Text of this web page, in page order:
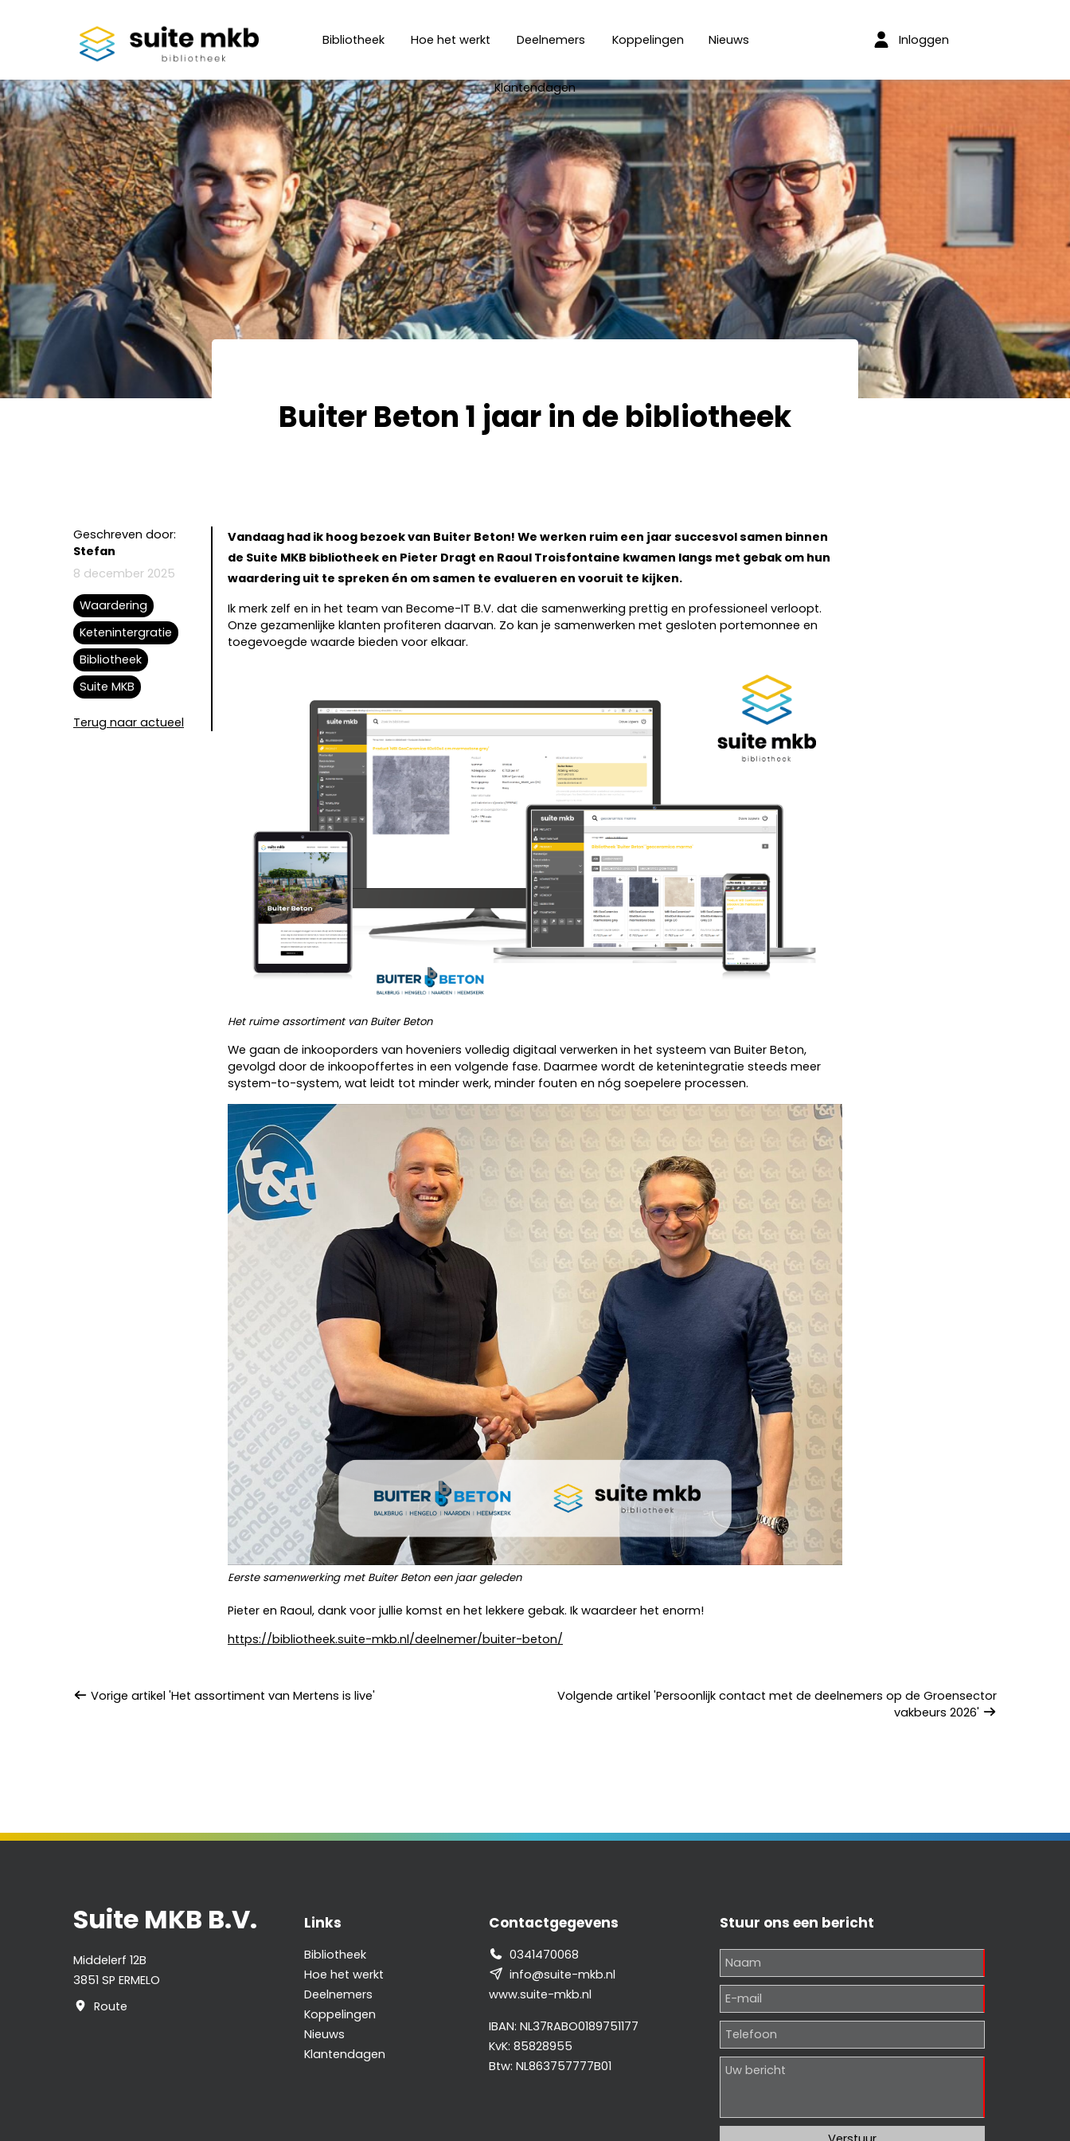
Bibliotheek Hoe het werkt Deelnemers Koppelingen Nieuws
Klantendagen
Inloggen
Buiter Beton 1 jaar in de bibliotheek
Geschreven door:
Stefan
8 december 2025
Waardering
Ketenintergratie
Bibliotheek
Suite MKB
Terug naar actueel
Vandaag had ik hoog bezoek van Buiter Beton! We werken ruim een jaar succesvol samen binnen
de Suite MKB bibliotheek en Pieter Dragt en Raoul Troisfontaine kwamen langs met gebak om hun
waardering uit te spreken én om samen te evalueren en vooruit te kijken.
Ik merk zelf en in het team van Become-IT B.V. dat die samenwerking prettig en professioneel verloopt.
Onze gezamenlijke klanten profiteren daarvan. Zo kan je samenwerken met gesloten portemonnee en
toegevoegde waarde bieden voor elkaar.
Het ruime assortiment van Buiter Beton
We gaan de inkooporders van hoveniers volledig digitaal verwerken in het systeem van Buiter Beton,
gevolgd door de inkoopoffertes in een volgende fase. Daarmee wordt de ketenintegratie steeds meer
system-to-system, wat leidt tot minder werk, minder fouten en nóg soepelere processen.
Eerste samenwerking met Buiter Beton een jaar geleden
Pieter en Raoul, dank voor jullie komst en het lekkere gebak. Ik waardeer het enorm!
https://bibliotheek.suite-mkb.nl/deelnemer/buiter-beton/
Volgende artikel 'Persoonlijk contact met de deelnemers op de Groensector
vakbeurs 2026'
Vorige artikel 'Het assortiment van Mertens is live'
Suite MKB B.V.
Middelerf 12B
3851 SP ERMELO
Route
Links
Bibliotheek
Hoe het werkt
Deelnemers
Koppelingen
Nieuws
Klantendagen
Contactgegevens
0341470068
info@suite-mkb.nl
www.suite-mkb.nl
IBAN: NL37RABO0189751177
KvK: 85828955
Btw: NL863757777B01
Stuur ons een bericht